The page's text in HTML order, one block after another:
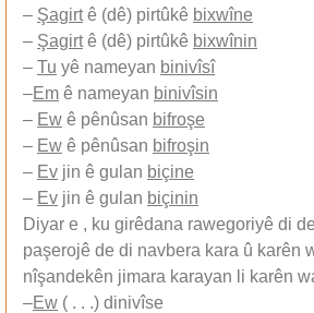
– Şagirtê (dê) pirtûkê bixwîne
– Şagirtê (dê) pirtûkê bixwînin
– Tu yê nameyan binivîsî
–Em ê nameyan binivîsin
– Ew ê pênûsan bifroşe
– Ew ê pênûsan bifroşin
– Ev jin ê gulan biçine
– Ev jin ê gulan biçinin
Diyar e , ku girêdana rawegoriyê di
paşerojê de di navbera kara û karên
nîşandekên jimara karayan li karên
–Ew ( . . .) dinivîse